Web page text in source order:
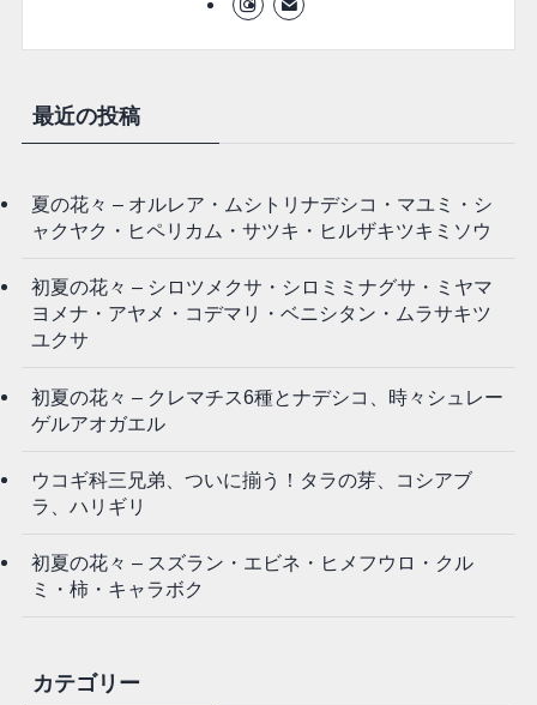
最近の投稿
夏の花々 – オルレア・ムシトリナデシコ・マユミ・シ
ャクヤク・ヒペリカム・サツキ・ヒルザキツキミソウ
初夏の花々 – シロツメクサ・シロミミナグサ・ミヤマ
ヨメナ・アヤメ・コデマリ・ベニシタン・ムラサキツ
ユクサ
初夏の花々 – クレマチス6種とナデシコ、時々シュレー
ゲルアオガエル
ウコギ科三兄弟、ついに揃う！タラの芽、コシアブ
ラ、ハリギリ
初夏の花々 – スズラン・エビネ・ヒメフウロ・クル
ミ・柿・キャラボク
カテゴリー